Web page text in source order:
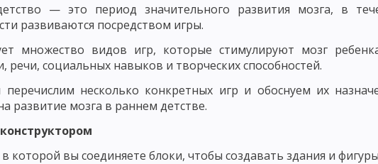
УЧАЩИХСЯ ПРИНЦИП АКТИВНОСТИ, СОЗНАТЕЛЬНОСТИ И
И УМЕНИЙ
МЕТОДОВ ОБУЧЕНИЯ ПО ХАРЛОМОВУ, ОНИЩУКУ И АЛЕКСЮКУ
РАССКАЗ СЛОВЕСНЫЕ МЕТОДЫ ОБУЧЕНИЯ: МЕТОД ОБЪЯСНЕНИЯ И
ПРАКТИЧЕСКИЕ МЕТОДЫ ОБУЧЕНИЯ: УПРАЖНЕНИЯ
— это период значительного развития мозга, в
развиваются посредством игры.
множество видов игр, которые стимулируют мозг
речи, социальных навыков и творческих способностей.
несколько конкретных игр и обоснуем их
развитие мозга в раннем детстве.
которой вы соединяете блоки, чтобы создавать здания и